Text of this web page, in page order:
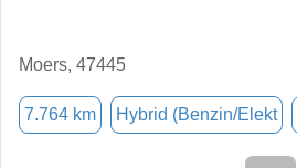
Moers, 47445
7.764 km Hybrid (Benzin/Elekt